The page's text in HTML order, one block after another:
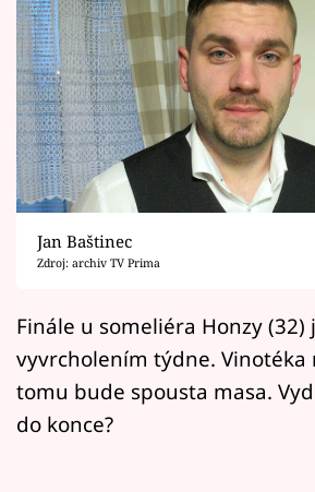
Seriály
Horoskopy
Sledujte prima+
Filmový festival Karlovy
Pořady
Mámy sobě
Přihlášení
Jan Baštinec
Zdroj: archiv TV Prima
Finále u someliéra Honzy
vyvrcholením týdne. Vinotéka
tomu bude spousta masa.
do konce?